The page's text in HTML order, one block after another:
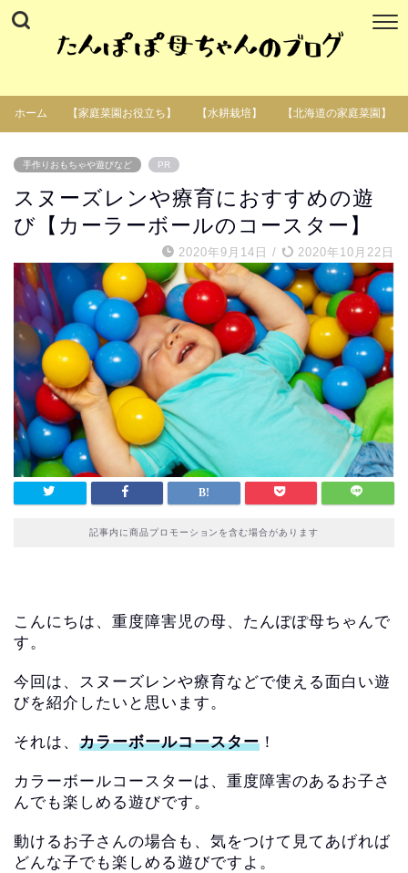
ホーム 【家庭菜園お役立ち】 【水耕栽培】 【北海道の家庭菜園】
手作りおもちゃや遊びなど PR
スヌーズレンや療育におすすめの遊
び【カーラーボールのコースター】
2020年9月14日 / 2020年10月22日
記事内に商品プロモーションを含む場合があります
こんにちは、重度障害児の母、たんぽぽ母ちゃんで
す。
今回は、 スヌーズレンや療育などで使える面白い遊
びを紹介したいと思いま す。
それは、 カラーボールコースター ！
カラーボールコースターは、 重度障害のあるお子さ
んでも楽しめる遊びです。
動けるお子さんの場合も、 気をつけて見てあげれば
どんな子でも楽しめる遊びですよ。